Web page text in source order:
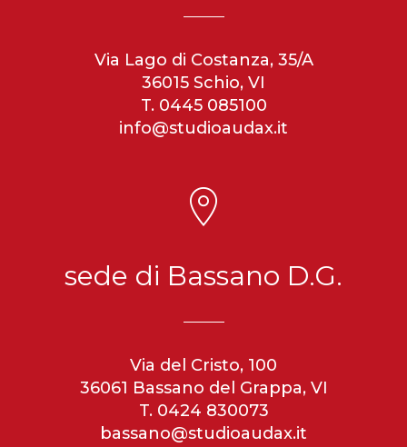
Via Lago di Costanza, 35/A
36015 Schio, VI
T. 0445 085100
info@studioaudax.it
sede di Bassano D.G.
Via del Cristo, 100
36061 Bassano del Grappa, VI
T. 0424 830073
bassano@studioaudax.it